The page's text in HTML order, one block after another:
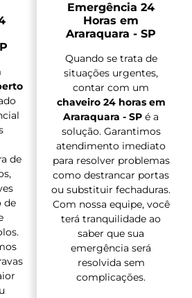
de
de
Emergência 24
Horas em
Araraquara - SP
Quando se trata de
situações urgentes,
contar com um
chaveiro 24 horas em
Araraquara - SP é a
solução. Garantimos
atendimento imediato
para resolver problemas
como destrancar portas
ou substituir fechaduras.
Com nossa equipe, você
terá tranquilidade ao
saber que sua
emergência será
resolvida sem
complicações.